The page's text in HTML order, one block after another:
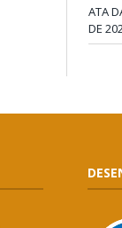
ATA
DE